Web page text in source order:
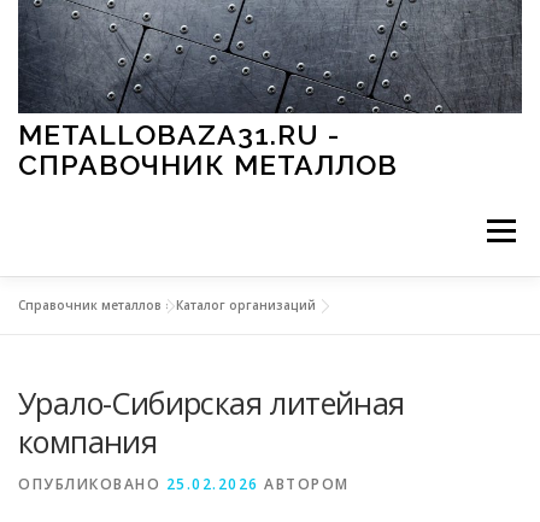
Перейти к содержимому
METALLOBAZA31.RU -
СПРАВОЧНИК МЕТАЛЛОВ
Меню
МЕТАЛЛЫ И ОКРУЖАЮЩАЯ СРЕДА
Справочник металлов »Каталог организаций
Урало-Сибирская литейная
компания
ОПУБЛИКОВАНО 25.02.2026 АВТОРОМ